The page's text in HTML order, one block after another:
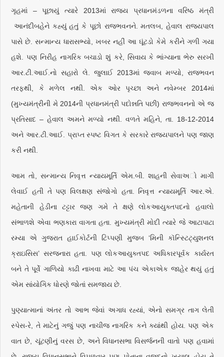
ગૃહમાં – પૂછાયું ત્યારે 2013માં રાજ્ય પ્રધાનમંડળના વરિષ્ઠ મંત્રી
આનંદીબહેને કહ્યું હતું કે પૂછો રાજભવનને. મતલબ, હેવાલ રાજ્યપાલ
પાસે છે. સન્માન્ય ધારાસભ્યો, ખબર નહીં આ ઘૂંટડો કેમે કરીને ગળી ગયા
હશે. પણ નિરીહ નાગરિક બચાડો શું કરે, સિવાય કે ભાંગ્યાના ભેરુ સરખી
આર.ટી.આઈ.નો સહારો લે. જુલાઈ 2013માં જવાબ મળ્યો, રાજભવન
તરફથી, કે મળેલ નથી. એક ઓર પૃચ્છા અને નવેમ્બર 2014માં
(મુખ્યમંત્રીની મે 2014ની પ્રધાનમંત્રી પદોન્નતિ પછી) રાજભવનનો એ જ
પ્રતિસાદ – હેવાલ અમને મળ્યો નથી. વળતે મહિને, તા. 18-12-2014
અને આર.ટી.આઈ. પ્રાપ્ત સ્પષ્ટ વિગત કે સરકારે રાજ્યપાલને પણ જાણ
કરી નથી.
આમ તો, સન્માન્ય નિવૃત્ત ન્યાયમૂર્તિ એમ.બી. શાહની સેવાઅો માગી
લેવાઈ હતી તે પણ વિલક્ષણ સંજોગો હતા. નિવૃત્ત ન્યાયમૂર્તિ આર.એ.
મહેતાની હેડીના ટટ્ટાર જણ ગમે તે ક્ષણે લોકઆયુક્તપદનો હવાલો
સંભાળશે એવા ભણકારા વાગતા હતા. મુખ્યમંત્રી મોદી ત્યારે જે આટાપાટા
રમ્યા એ ગુજરાત હાઈકોર્ટની ટિપ્પણી મુજબ ‘મિની કૉન્સ્ટિટ્યુશનલ
ક્રાઇસિસ’ સરજનારા હતા. પણ લોકઆયુક્તપદ અધિકારપૂર્વક કાર્યરત
બને તે પૂર્વે ગાળિયો કાઢી નાખવા માટે આ પંચ એકાએક જાહેર થયું હતું
એમ સાંયોગિક ધોરણે જોતાં સમજાય છે.
પુણ્યાત્માનાં અંતર તો આભ જેવાં અગાધ રહ્યાં, એનો સમગ્ર તાગ લેતી
સ્પેસ-રે, તે માટેનું ગજું પણ નાચીજ નાગરિક કને ક્યાંથી હોય. પણ એક
વાત છે, ચૂંટણીનું વરસ છે, અને વિધાનસભા વિસર્જનની વાતો પણ હવામાં